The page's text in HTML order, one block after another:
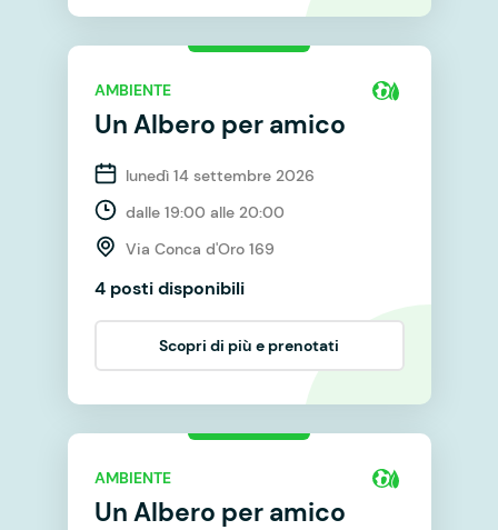
AMBIENTE
Un Albero per amico
lunedì 14 settembre 2026
dalle 19:00 alle 20:00
Via Conca d'Oro 169
4 posti disponibili
Scopri di più e prenotati
AMBIENTE
Un Albero per amico